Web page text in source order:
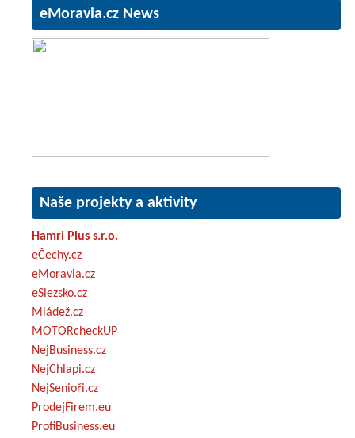
eMoravia.cz News
Naše projekty a aktivity
Hamri Plus s.r.o.
eČechy.cz
eMoravia.cz
eSlezsko.cz
Mládež.cz
MOTORcheckUP
NejBusiness.cz
NejChlapi.cz
NejSenioři.cz
ProdejFirem.eu
ProfiBusiness.eu